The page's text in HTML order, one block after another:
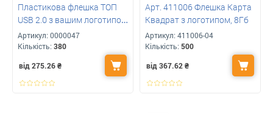
Пластикова флешка ТОП
USB 2.0 з вашим логотипом
16 Gb
Артикул: 0000047
Кількість: 380
від 275.26₴
Арт. 411006 Флешка Карта
Квадрат з логотипом, 8Гб
Артикул: 411006-04
Кількість: 500
від 367.62₴